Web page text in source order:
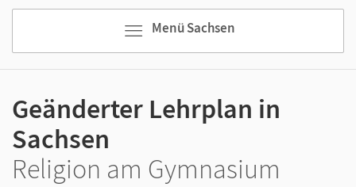
Menü Sachsen
Geänderter Lehrplan in
Sachsen
Religion am Gymnasium